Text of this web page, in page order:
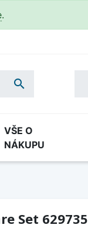
.

VŠE O
NÁKUPU
Set 629735